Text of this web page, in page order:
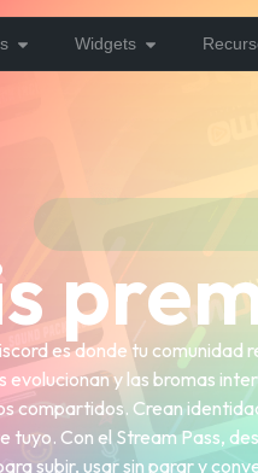
Widgets
es donde tu
evolucionan y las bromas
compartidos. Crean
tuyo. Con el Stream Pass,
subir, usar sin parar y